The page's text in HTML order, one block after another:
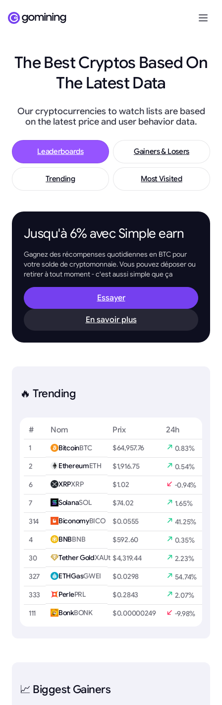
The Best Cryptos Based On
The Latest Data
Our cryptocurrencies to watch lists are based
on the latest price and user behavior data.
Leaderboards Gainers & Losers
Trending Most Visited
Jusqu'à 6% avec Simple earn
Gagnez des récompenses quotidiennes en BTC pour
votre solde de cryptomonnaie. Vous pouvez déposer ou
retirer à tout moment - c'est aussi simple que ça
Essayer
En savoir plus
🔥 Trending
# Nom Prix 24h
1 BitcoinBTC $64,957.76
0.83%
2
EthereumETH $1,916.75
0.54%
6
XRPXRP $1.02
-0.94%
7
SolanaSOL $74.02
1.65%
314
BiconomyBICO $0.0555
41.25%
4
BNBBNB $592.60
0.35%
30
Tether GoldXAUt $4,319.44
2.23%
327
ETHGasGWEI $0.0298
54.74%
333
PerlePRL $0.2843
2.07%
111
BonkBONK $0.00000249 -9.98%
📈 Biggest Gainers